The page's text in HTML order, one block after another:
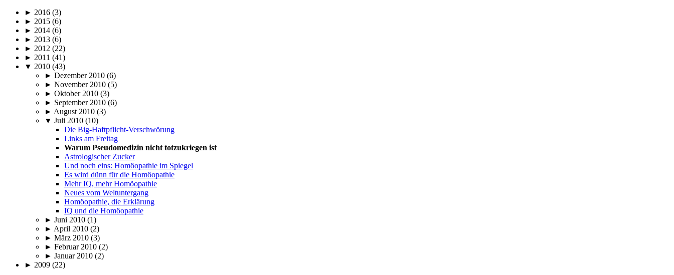
► 2016 (3)
► 2015 (6)
► 2014 (6)
► 2013 (6)
► 2012 (22)
► 2011 (41)
▼ 2010 (43)
► Dezember 2010 (6)
► November 2010 (5)
► Oktober 2010 (3)
► September 2010 (6)
► August 2010 (3)
▼ Juli 2010 (10)
Die Big-Haftpflicht-Verschwörung
Links am Freitag
Warum Pseudomedizin nicht totzukriegen ist
Astrologischer Zucker
Und noch eins: Homöopathie im Spiegel
Es wird dünn für die Homöopathie
Mehr IQ, mehr Homöopathie
Neues vom Weltuntergang
Homöopathie, die Erklärung
IQ und die Homöopathie
► Juni 2010 (1)
► April 2010 (2)
► März 2010 (3)
► Februar 2010 (2)
► Januar 2010 (2)
► 2009 (22)